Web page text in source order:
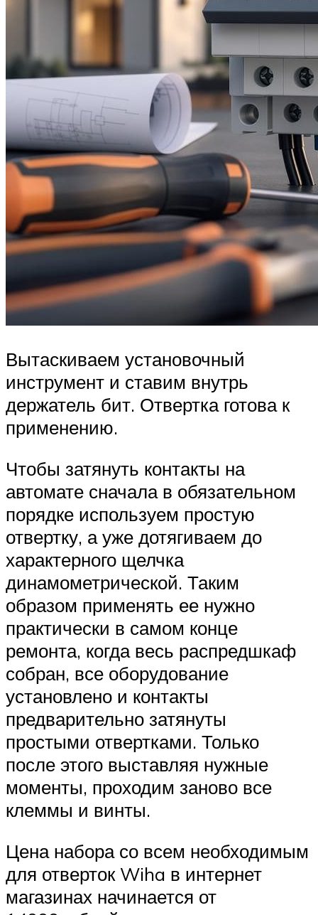
Вытаскиваем установочный
инструмент и ставим внутрь
держатель бит. Отвертка готова к
применению.
Чтобы затянуть контакты на
автомате сначала в обязательном
порядке используем простую
отвертку, а уже дотягиваем до
характерного щелчка
динамометрической. Таким
образом применять ее нужно
практически в самом конце
ремонта, когда весь распредшкаф
собран, все оборудование
установлено и контакты
предварительно затянуты
простыми отвертками. Только
после этого выставляя нужные
моменты, проходим заново все
клеммы и винты.
Цена набора со всем необходимым
для отверток Wiha в интернет
магазинах начинается от